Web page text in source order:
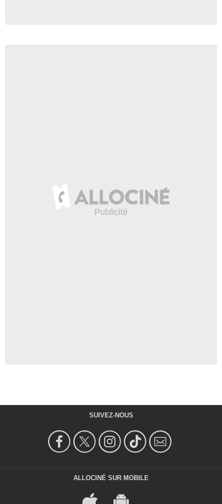
SUIVEZ-NOUS
ALLOCINÉ SUR MOBILE